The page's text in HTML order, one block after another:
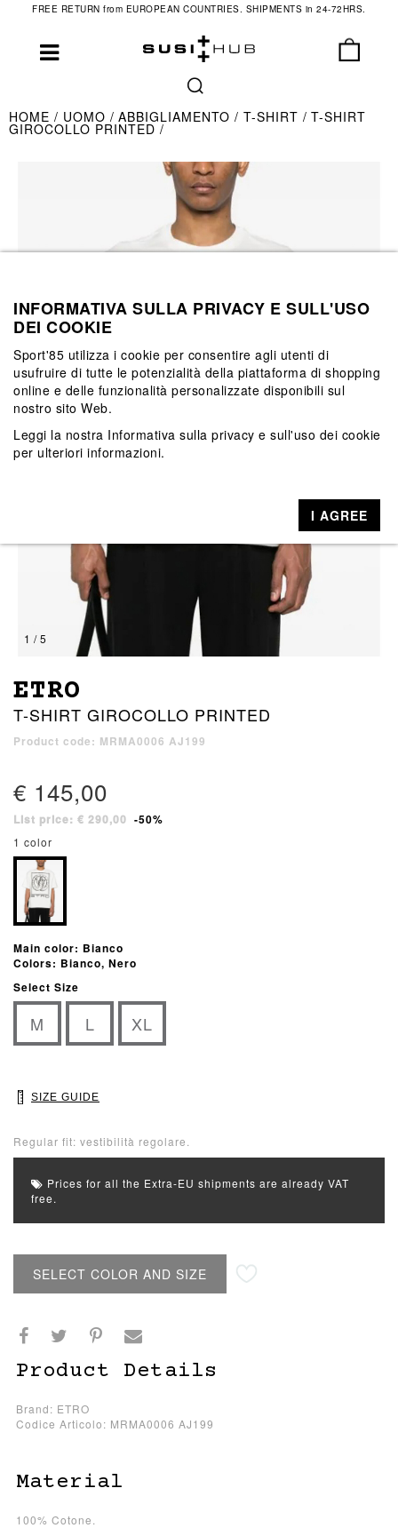
FREE RETURN from EUROPEAN COUNTRIES. SHIPMENTS in 24-72HRS.
HOME UOMO ABBIGLIAMENTO T-SHIRT T-SHIRT
GIROCOLLO PRINTED
1 / 5
ETRO
T-SHIRT GIROCOLLO PRINTED
Product code: MRMA0006 AJ199
€ 145,00
List price: € 290,00 -50%
1 color
Main color: Bianco
Colors: Bianco, Nero
Select Size
M L XL
SIZE GUIDE
Regular fit: vestibilità regolare.
Prices for all the Extra-EU shipments are already VAT
free.
SELECT COLOR AND SIZE
Product Details
Brand: ETRO
Codice Articolo: MRMA0006 AJ199
Material
100% Cotone.
INFORMATIVA SULLA PRIVACY E SULL'USO
DEI COOKIE
Sport'85 utilizza i cookie per consentire agli utenti di
usufruire di tutte le potenzialità della piattaforma di shopping
online e delle funzionalità personalizzate disponibili sul
nostro sito Web.
Leggi la nostra Informativa sulla privacy e sull'uso dei cookie
per ulteriori informazioni.
I AGREE